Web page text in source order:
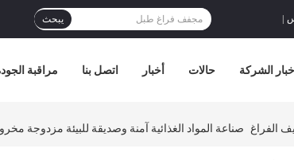
يبحث
مراقبة اتصل بنا أخبار حالات أخبار الشركة
الفراغ صناعة المواد الغذائية آمنة وصديقة للبيئة مزدوجة